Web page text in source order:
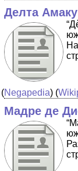
Делта
(Negapedia) (
Мадре де